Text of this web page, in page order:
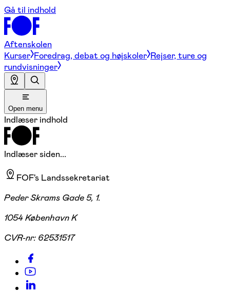
Gå til indhold
Aftenskolen
Kurser Foredrag, debat og højskoler Rejser, ture og
rundvisninger
Open menu
Indlæser indhold
Indlæser siden...
FOF's Landssekretariat
Peder Skrams Gade 5, 1.
1054 København K
CVR-nr: 62531517